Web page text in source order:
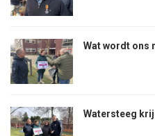
Wat wordt ons
Watersteeg